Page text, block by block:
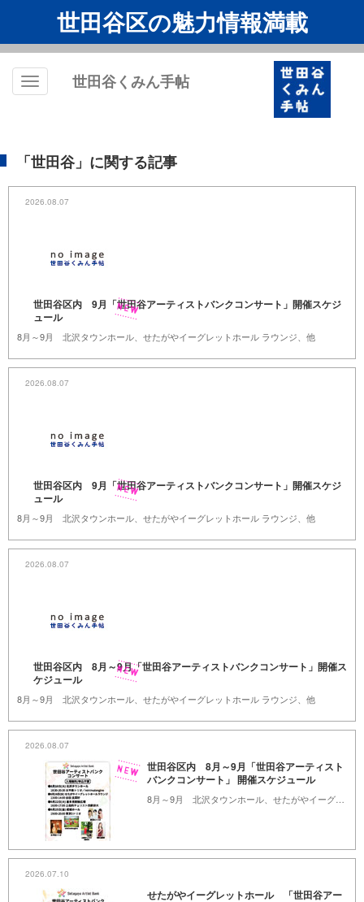
世田谷区の魅力情報満載
Toggle
世田谷くみん手帖
「世田谷」に関する記事
2026.08.07
世田谷区内 9月「世田谷アーティストバンクコンサート」開催スケジ
ュール
8月～9月 北沢タウンホール、せたがやイーグレットホール ラウンジ、他
2026.08.07
世田谷区内 9月「世田谷アーティストバンクコンサート」開催スケジ
ュール
8月～9月 北沢タウンホール、せたがやイーグレットホール ラウンジ、他
2026.08.07
世田谷区内 8月～9月「世田谷アーティストバンクコンサート」開催ス
ケジュール
8月～9月 北沢タウンホール、せたがやイーグレットホール ラウンジ、他
2026.08.07
世田谷区内 8月～9月「世田谷アーティスト
バンクコンサート」 開催スケジュール
2026.07.10
せたがやイーグレットホール 「世田谷アー